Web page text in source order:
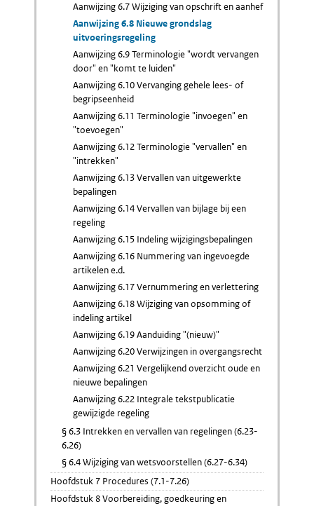
Aanwijzing 6.7 Wijziging van opschrift en aanhef
Aanwijzing 6.8 Nieuwe grondslag
uitvoeringsregeling
Aanwijzing 6.9 Terminologie "wordt vervangen
door" en "komt te luiden"
Aanwijzing 6.10 Vervanging gehele lees- of
begripseenheid
Aanwijzing 6.11 Terminologie "invoegen" en
"toevoegen"
Aanwijzing 6.12 Terminologie "vervallen" en
"intrekken"
Aanwijzing 6.13 Vervallen van uitgewerkte
bepalingen
Aanwijzing 6.14 Vervallen van bijlage bij een
regeling
Aanwijzing 6.15 Indeling wijzigingsbepalingen
Aanwijzing 6.16 Nummering van ingevoegde
artikelen e.d.
Aanwijzing 6.17 Vernummering en verlettering
Aanwijzing 6.18 Wijziging van opsomming of
indeling artikel
Aanwijzing 6.19 Aanduiding "(nieuw)"
Aanwijzing 6.20 Verwijzingen in overgangsrecht
Aanwijzing 6.21 Vergelijkend overzicht oude en
nieuwe bepalingen
Aanwijzing 6.22 Integrale tekstpublicatie
gewijzigde regeling
§ 6.3 Intrekken en vervallen van regelingen (6.23-
6.26)
§ 6.4 Wijziging van wetsvoorstellen (6.27-6.34)
Hoofdstuk 7 Procedures (7.1-7.26)
Hoofdstuk 8 Voorbereiding, goedkeuring en